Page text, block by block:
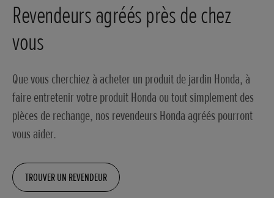
Revendeurs agréés près de chez
vous
Que vous cherchiez à acheter un produit de jardin Honda, à
faire entretenir votre produit Honda ou tout simplement des
pièces de rechange, nos revendeurs Honda agréés pourront
vous aider.
TROUVER UN REVENDEUR